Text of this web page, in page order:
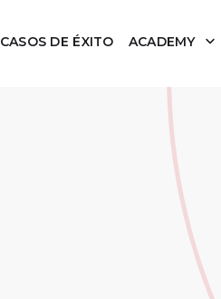
CASOS DE ÉXITO ACADEMY